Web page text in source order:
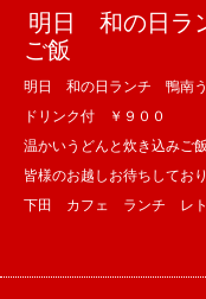
明日 和の日ラ
ご飯
明日 和の日ランチ 鴨南う
ドリンク付 ￥９００
温かいうどんと炊き込みご
皆様のお越しお待ちしてお
下田 カフェ ランチ レト